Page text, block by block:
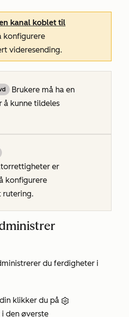
kanal koblet til
konfigurere
videresending.
Brukere må ha en
å kunne tildeles
er
konfigurere
rutering.
du ferdigheter i
klikker du på
i den øverste